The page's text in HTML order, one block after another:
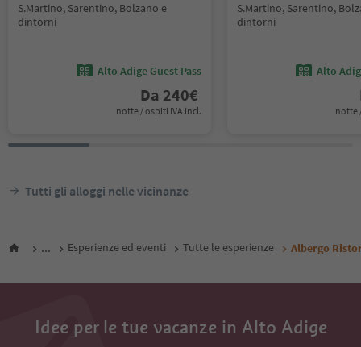
S.Martino, Sarentino, Bolzano e
dintorni
Alto Adige Guest Pass
Da 240€
notte / ospiti IVA incl.
S.Martino, Sarentino,
dintorni
Alto
notte
Tutti gli alloggi nelle vicinanze
... Esperienze ed eventi Tutte le esperienze Albergo
Idee per le tue vacanze in Alto Adige